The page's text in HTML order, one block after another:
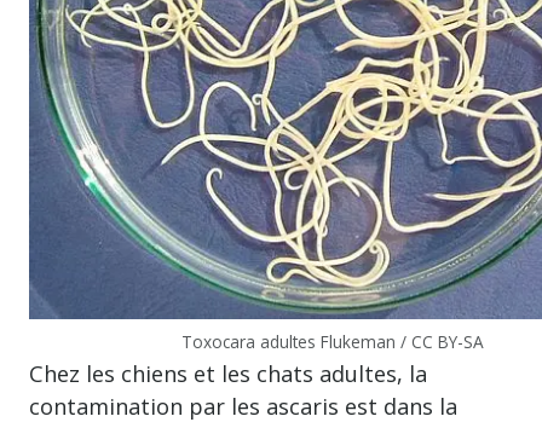
Toxocara adultes Flukeman / CC BY-SA
Chez les chiens et les chats adultes, la
contamination par les ascaris est dans la